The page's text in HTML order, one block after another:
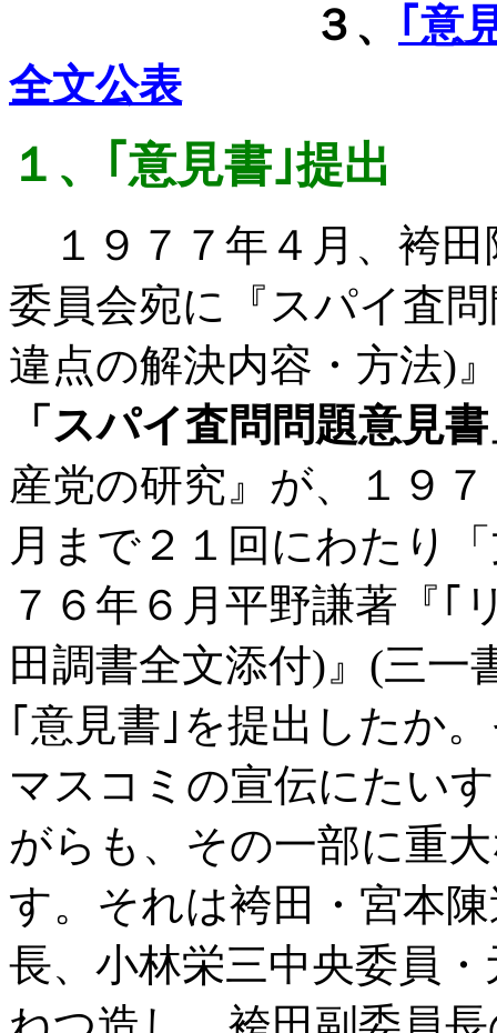
３、
｢意
全文公表
１、｢意見書｣提出
１９７７年４月、袴田
委員会宛に『スパイ査
違点の解決内容・方法)
「スパイ査問問題意見
産党の研究』が、１９
月まで２１回にわたり
７６年６月平野謙著『｢
田調書全文添付) 』 (三一
｢意見書｣を提出したか
マスコミの宣伝にたい
がらも、その一部に重
す。それは袴田・宮本
長、小林栄三中央委員